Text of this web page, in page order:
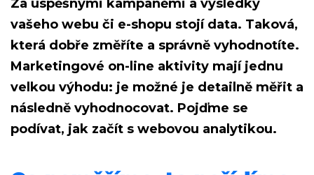
Za úspěšnými kampaněmi a výsledky
vašeho webu či e-shopu stojí data. Taková,
která dobře změříte a správně vyhodnotíte.
Marketingové on-line aktivity mají jednu
velkou výhodu: je možné je detailně měřit a
následně vyhodnocovat. Pojďme se
podívat, jak začít s webovou analytikou.